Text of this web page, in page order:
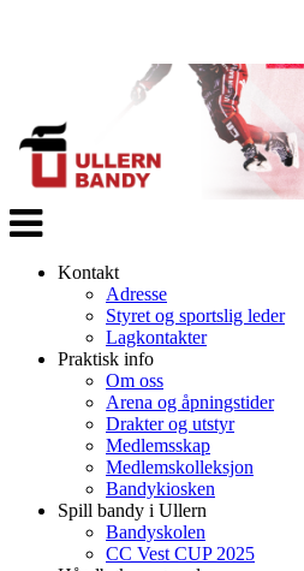
Veksle
navigasjon
Kontakt
Adresse
Styret og sportslig leder
Lagkontakter
Praktisk info
Om oss
Arena og åpningstider
Drakter og utstyr
Medlemsskap
Medlemskolleksjon
Bandykiosken
Spill bandy i Ullern
Bandyskolen
CC Vest CUP 2025